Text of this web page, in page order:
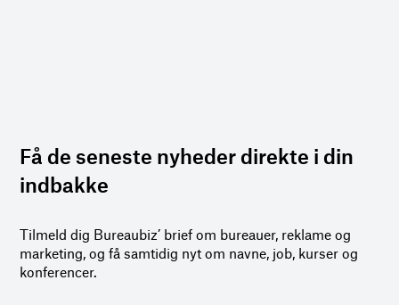
Få de seneste nyheder direkte i din
indbakke
Tilmeld dig Bureaubiz’ brief om bureauer, reklame og
marketing, og få samtidig nyt om navne, job, kurser og
konferencer.